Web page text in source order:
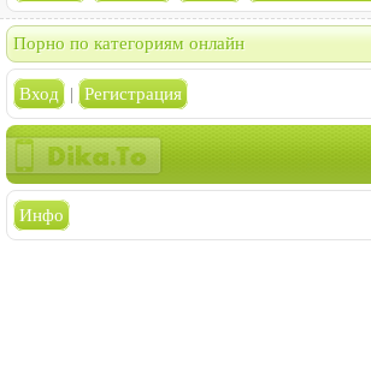
Порно по категориям онлайн
Вход | Регистрация
Инфо